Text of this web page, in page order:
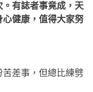
有誌者事竟成，天
健康，值得大家努
差事，但總比練劈